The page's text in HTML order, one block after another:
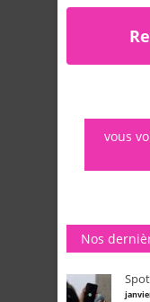
vous
Nos